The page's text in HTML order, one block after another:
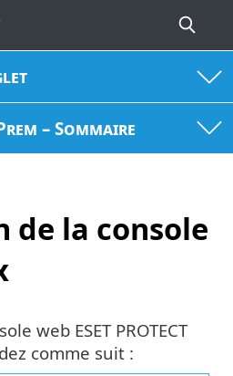
– Sommaire
la console
web ESET PROTECT
comme suit :